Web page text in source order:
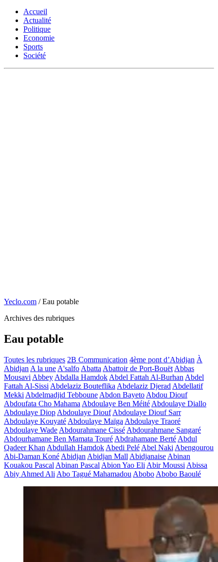
Accueil
Actualité
Politique
Economie
Sports
Société
Yeclo.com / Eau potable
Archives des rubriques
Eau potable
Toutes les rubriques 2B Communication 4ème pont d’Abidjan À
Abidjan A la une A'salfo Abatta Abattoir de Port-Bouët Abbas
Mousavi Abbey Abdalla Hamdok Abdel Fattah Al-Burhan Abdel
Fattah Al-Sissi Abdelaziz Bouteflika Abdelaziz Djerad Abdellatif
Mekki Abdelmadjid Tebboune Abdon Bayeto Abdou Diouf
Abdoufata Cho Mahama Abdoulaye Ben Méité Abdoulaye Diallo
Abdoulaye Diop Abdoulaye Diouf Abdoulaye Diouf Sarr
Abdoulaye Kouyaté Abdoulaye Maïga Abdoulaye Traoré
Abdoulaye Wade Abdourahmane Cissé Abdourahmane Sangaré
Abdourhamane Ben Mamata Touré Abdrahamane Berté Abdul
Qadeer Khan Abdullah Hamdok Abedi Pelé Abel Naki Abengourou
Abi-Daman Koné Abidjan Abidjan Mall Abidjanaise Abinan
Kouakou Pascal Abinan Pascal Abion Yao Eli Abir Moussi Abissa
Abiy Ahmed Ali Abo Tagué Mahamadou Abobo Abobo Baoulé